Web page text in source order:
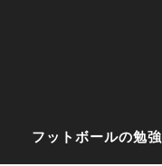
フットボールの勉強